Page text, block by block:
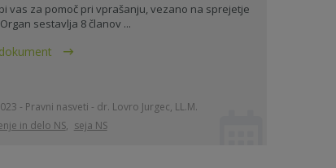
vas za pomoč pri vprašanju, vezano na sprejetje
sestavlja 8 članov ...
- Pravni nasveti - dr. Lovro Jurgec, LL.M.
in delo NS, seja NS